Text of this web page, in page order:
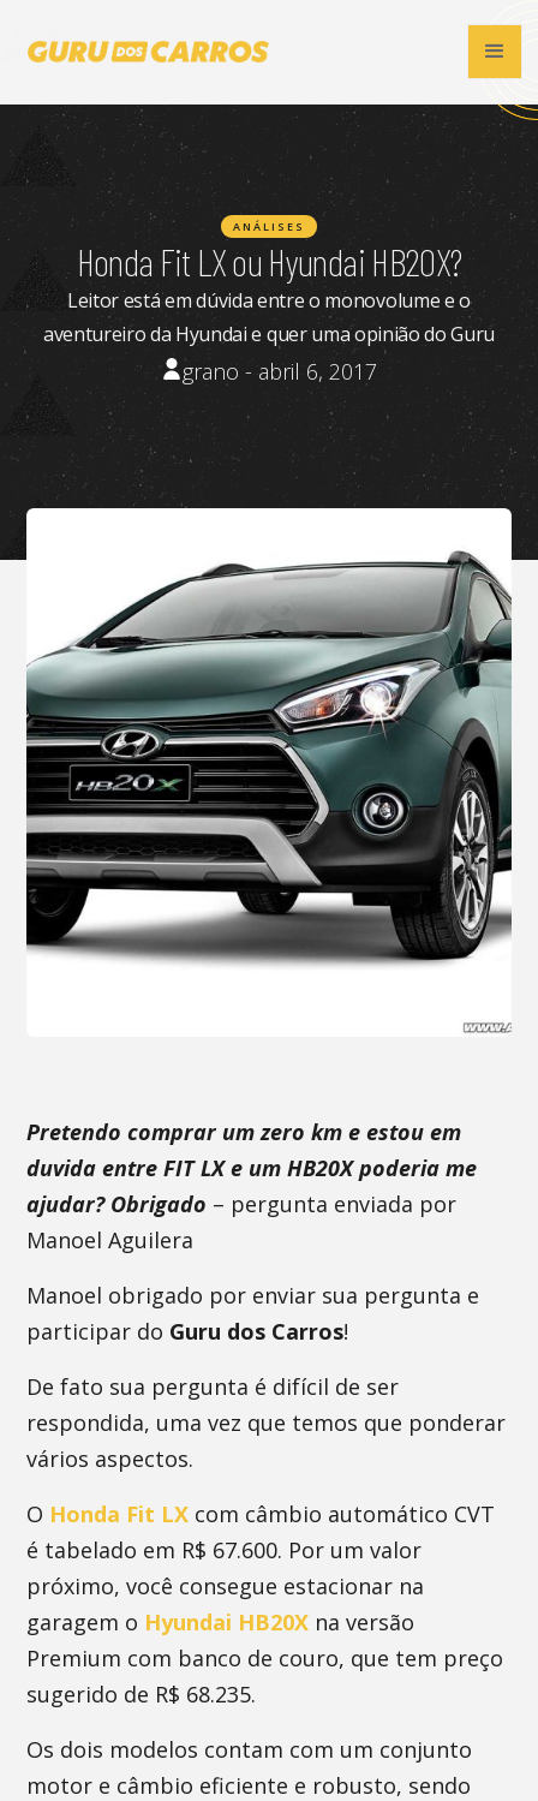
ANÁLISES
Honda Fit LX ou Hyundai HB20X?
Leitor está em dúvida entre o monovolume e o
aventureiro da Hyundai e quer uma opinião do Guru
grano - abril 6, 2017
Pretendo comprar um zero km e estou em
duvida entre FIT LX e um HB20X poderia me
ajudar? Obrigado – pergunta enviada por
Manoel Aguilera
Manoel obrigado por enviar sua pergunta e
participar do Guru dos Carros!
De fato sua pergunta é difícil de ser
respondida, uma vez que temos que ponderar
vários aspectos.
O Honda Fit LX com câmbio automático CVT
é tabelado em R$ 67.600. Por um valor
próximo, você consegue estacionar na
garagem o Hyundai HB20X na versão
Premium com banco de couro, que tem preço
sugerido de R$ 68.235.
Os dois modelos contam com um conjunto
motor e câmbio eficiente e robusto, sendo